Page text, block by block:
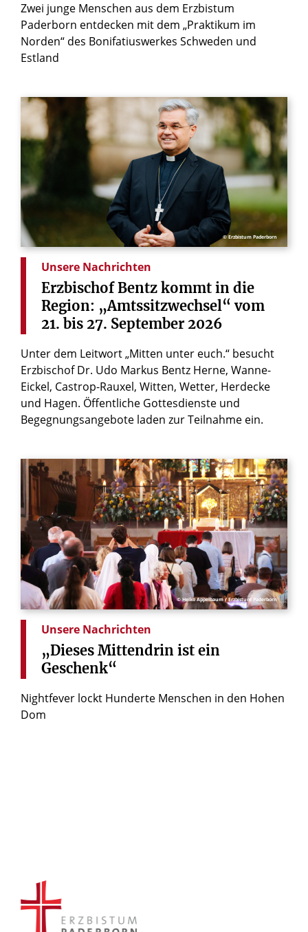
Zwei junge Menschen aus dem Erzbistum
Paderborn entdecken mit dem „Praktikum im
Norden“ des Bonifatiuswerkes Schweden und
Estland
© Erzbistum Paderborn
Unsere Nachrichten
Erzbischof Bentz kommt in die
Region: „Amtssitzwechsel“ vom
21. bis 27. September 2026
Unter dem Leitwort „Mitten unter euch.“ besucht
Erzbischof Dr. Udo Markus Bentz Herne, Wanne-
Eickel, Castrop-Rauxel, Witten, Wetter, Herdecke
und Hagen. Öffentliche Gottesdienste und
Begegnungsangebote laden zur Teilnahme ein.
© Heiko Appelbaum / Erzbistum Paderborn
Unsere Nachrichten
„Dieses Mittendrin ist ein
Geschenk“
Nightfever lockt Hunderte Menschen in den Hohen
Dom